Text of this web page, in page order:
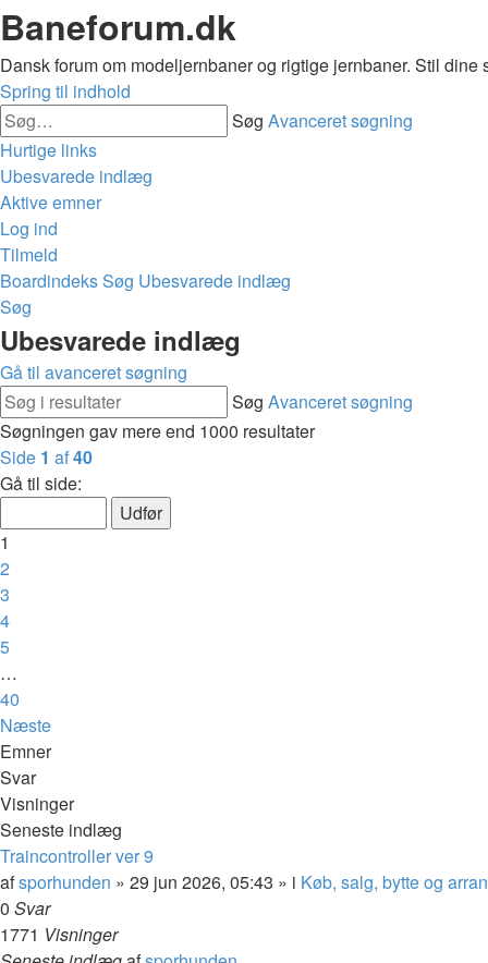
Baneforum.dk
Dansk forum om modeljernbaner og rigtige jernbaner. Stil dine
Spring til indhold
Søg Avanceret søgning
Hurtige links
Ubesvarede indlæg
Aktive emner
Log ind
Tilmeld
BoardindeksSøg Ubesvarede indlæg
Søg
Ubesvarede indlæg
Gå til avanceret søgning
Søg Avanceret søgning
Søgningen gav mere end 1000 resultater
Side 1 af40
Gå til side:
1
2
3
4
5
…
40
Næste
Emner
Svar
Visninger
Seneste indlæg
Traincontroller ver 9
afsporhunden » 29 jun 2026, 05:43 » i Køb, salg, bytte og
0 Svar
1771 Visninger